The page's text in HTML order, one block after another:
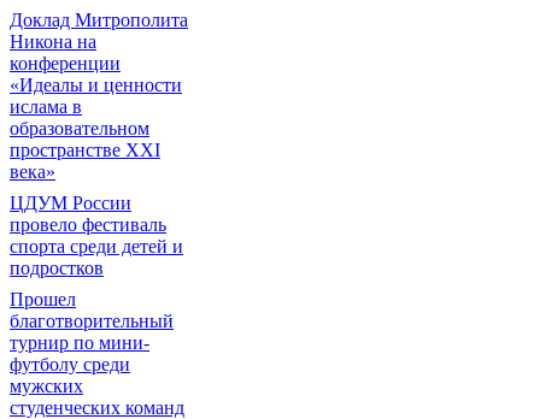
Доклад Митрополита
Никона на
конференции
«Идеалы и ценности
ислама в
образовательном
пространстве XXI
века»
ЦДУМ России
провело фестиваль
спорта среди детей и
подростков
Прошел
благотворительный
турнир по мини-
футболу среди
мужских
студенческих команд